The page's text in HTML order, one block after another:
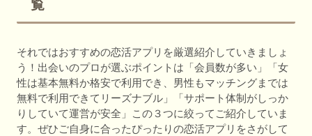
覧
それではおすすめの恋活アプリを厳選紹介していきましょ
う！出会いのプロが選ぶポイントは「会員数が多い」「女
性は基本無料か格安で利用でき、男性もマッチングまでは
無料で利用できてリーズナブル」「サポート体制がしっか
りしていて運営が安全」この３つに絞ってご紹介していま
す。ぜひご自身に合ったぴったりの恋活アプリをさがして